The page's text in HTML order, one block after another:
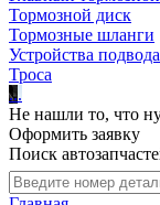
Тормозной диск
Тормозные шланги
Устройства
Троса
...
Не нашли то, что
Оформить заявку
Поиск